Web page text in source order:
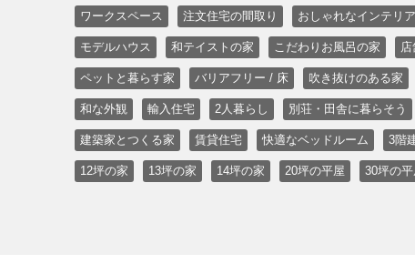
ワークスペース 注文住宅の間取り おしゃれなインテリ
モデルハウス 和テイストの家 こだわりお風呂の家 店
ペットと暮らす家 バリアフリー / 床 吹き抜けのある家
和な外観 輸入住宅 2人暮らし 別荘・田舎に暮らそう
建築家とつくる家 賃貸住宅 快適なベッドルーム 3階
12坪の家 13坪の家 14坪の家 20坪の平屋 30坪の平